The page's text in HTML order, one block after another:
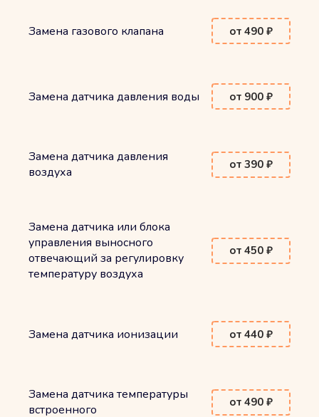
Замена газового клапана от 490 ₽
Замена датчика давления воды от 900 ₽
Замена датчика давления
воздуха
от 390 ₽
Замена датчика или блока
управления выносного
отвечающий за регулировку
температуру воздуха
от 450 ₽
Замена датчика ионизации от 440 ₽
Замена датчика температуры
встроенного
от 490 ₽